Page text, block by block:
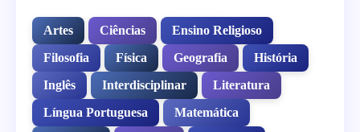
Artes Ciências
Ensino Religioso
Filosofia
Física Geografia
História
Inglês
Interdisciplinar
Literatura
Língua Portuguesa
Matemática